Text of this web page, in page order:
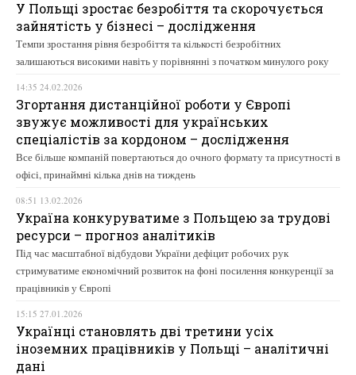
У Польщі зростає безробіття та скорочується
зайнятість у бізнесі – дослідження
Темпи зростання рівня безробіття та кількості безробітних
залишаються високими навіть у порівнянні з початком минулого року
14:35 24.02.2026
Згортання дистанційної роботи у Європі
звужує можливості для українських
спеціалістів за кордоном – дослідження
Все більше компаній повертаються до очного формату та присутності в
офісі, принаймні кілька днів на тиждень
08:51 13.02.2026
Україна конкуруватиме з Польщею за трудові
ресурси – прогноз аналітиків
Під час масштабної відбудови України дефіцит робочих рук
стримуватиме економічний розвиток на фоні посилення конкуренції за
працівників у Європі
15:15 27.01.2026
Українці становлять дві третини усіх
іноземних працівників у Польщі – аналітичні
дані